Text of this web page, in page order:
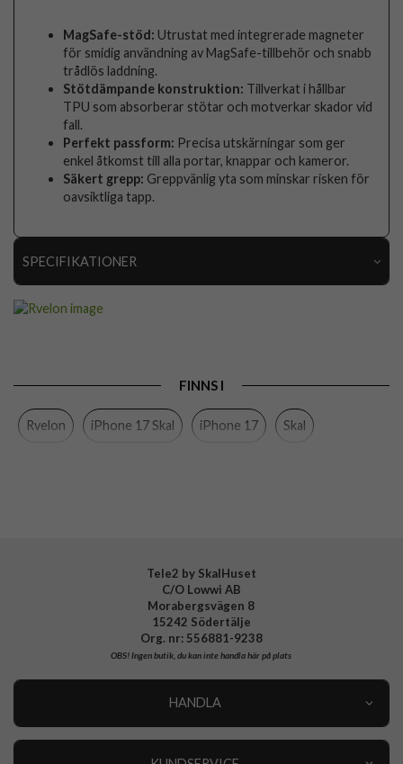
MagSafe-stöd: Utrustat med integrerade magneter
för smidig användning av MagSafe-tillbehör och snabb
trådlös laddning.
Stötdämpande konstruktion: Tillverkat i hållbar
TPU som absorberar stötar och motverkar skador vid
fall.
Perfekt passform: Precisa utskärningar som ger
enkel åtkomst till alla portar, knappar och kameror.
Säkert grepp: Greppvänlig yta som minskar risken för
oavsiktliga tapp.
SPECIFIKATIONER
Färg
FINNS I
Rvelon iPhone 17 Skal iPhone 17 Skal
Tele2 by SkalHuset
C/O Lowwi AB
Morabergsvägen 8
15242 Södertälje
Org. nr: 556881-9238
OBS!Ingen butik, du kan inte handla här på plats
HANDLA